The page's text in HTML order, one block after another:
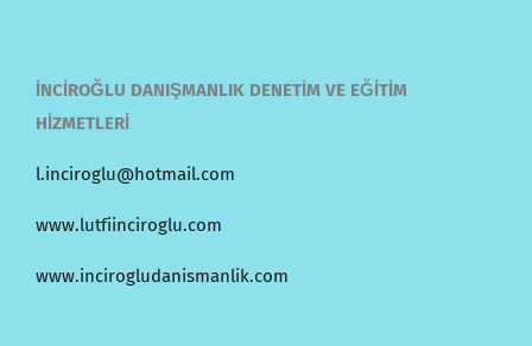
İNCİROĞLU DANIŞMANLIK DENETİM VE EĞİTİM
HİZMETLERİ
l.inciroglu@hotmail.com
www.lutfiinciroglu.com
www.incirogludanismanlik.com